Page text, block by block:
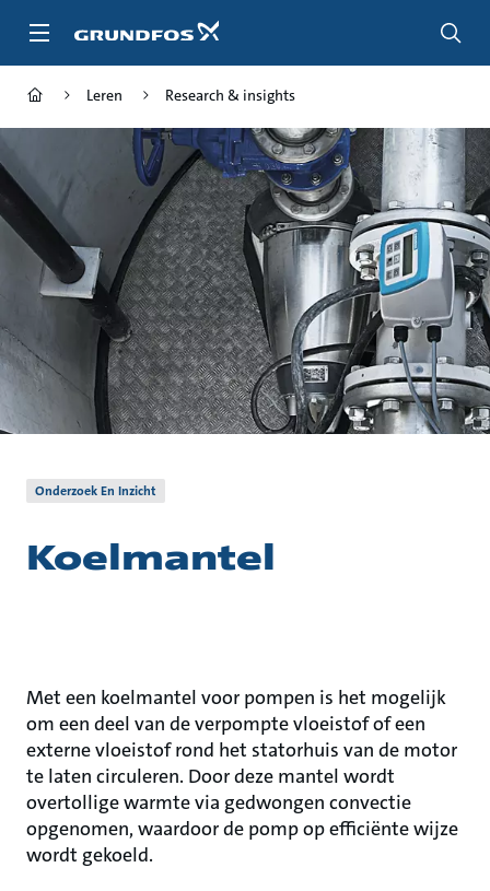
naar
Leren Research & insights
Onderzoek En Inzicht
Koelmantel
Met een koelmantel voor pompen is het mogelijk
om een deel van de verpompte vloeistof of een
externe vloeistof rond het statorhuis van de motor
te laten circuleren. Door deze mantel wordt
overtollige warmte via gedwongen convectie
opgenomen, waardoor de pomp op efficiënte wijze
wordt gekoeld.